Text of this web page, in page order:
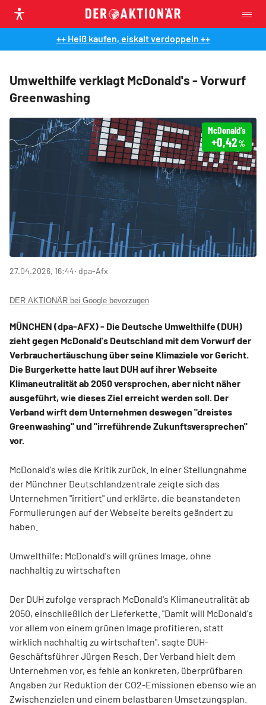
++ Heiß kaufen, eiskalt verdoppeln ++
Umwelthilfe verklagt McDonald's - Vorwurf
Greenwashing
McDonald’s
+0,42 %
27.04.2026, 16:44‧ dpa-Afx
DER AKTIONÄR bei Google bevorzugen
MÜNCHEN (dpa-AFX) - Die Deutsche Umwelthilfe (DUH)
zieht gegen McDonald's Deutschland mit dem Vorwurf der
Verbrauchertäuschung über seine Klimaziele vor Gericht.
Die Burgerkette hatte laut DUH auf ihrer Webseite
Klimaneutralität ab 2050 versprochen, aber nicht näher
ausgeführt, wie dieses Ziel erreicht werden soll. Der
Verband wirft dem Unternehmen deswegen "dreistes
Greenwashing" und "irreführende Zukunftsversprechen"
vor.
McDonald's wies die Kritik zurück. In einer Stellungnahme
der Münchner Deutschlandzentrale zeigte sich das
Unternehmen "irritiert" und erklärte, die beanstandeten
Formulierungen auf der Webseite bereits geändert zu
haben.
Umwelthilfe: McDonald's will grünes Image, ohne
nachhaltig zu wirtschaften
Der DUH zufolge versprach McDonald's Klimaneutralität ab
2050, einschließlich der Lieferkette. "Damit will McDonald's
vor allem von einem grünen Image profitieren, statt
wirklich nachhaltig zu wirtschaften", sagte DUH-
Geschäftsführer Jürgen Resch. Der Verband hielt dem
Unternehmen vor, es fehle an konkreten, überprüfbaren
Angaben zur Reduktion der CO2-Emissionen ebenso wie an
Zwischenzielen und einem belastbaren Umsetzungsplan.